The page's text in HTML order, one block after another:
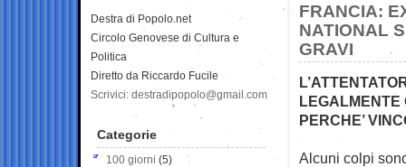
FRANCIA:
NATIONAL
GRAVI
LEGALMENTE
PERCHE’
Alcuni colpi
Destra di Popolo.net
Circolo Genovese di Cultura e
Politica
Diretto da Riccardo Fucile
Scrivici: destradipopolo@gmail.com
Categorie
100 giorni (5)